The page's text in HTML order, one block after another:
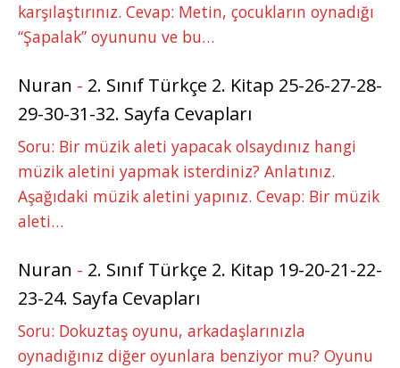
karşılaştırınız. Cevap: Metin, çocukların oynadığı
“Şapalak” oyununu ve bu…
Nuran - 2. Sınıf Türkçe 2. Kitap 25-26-27-28-
29-30-31-32. Sayfa Cevapları
Soru: Bir müzik aleti yapacak olsaydınız hangi
müzik aletini yapmak isterdiniz? Anlatınız.
Aşağıdaki müzik aletini yapınız. Cevap: Bir müzik
aleti…
Nuran - 2. Sınıf Türkçe 2. Kitap 19-20-21-22-
23-24. Sayfa Cevapları
Soru: Dokuztaş oyunu, arkadaşlarınızla
oynadığınız diğer oyunlara benziyor mu? Oyunu